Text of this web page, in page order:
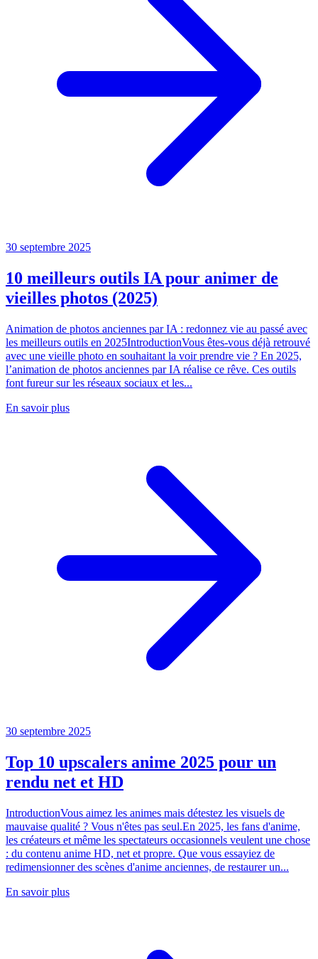
30 septembre 2025
10 meilleurs outils IA pour animer de
vieilles photos (2025)
Animation de photos anciennes par IA : redonnez vie au passé avec
les meilleurs outils en 2025IntroductionVous êtes-vous déjà retrouvé
avec une vieille photo en souhaitant la voir prendre vie ? En 2025,
l’animation de photos anciennes par IA réalise ce rêve. Ces outils
font fureur sur les réseaux sociaux et les...
En savoir plus
30 septembre 2025
Top 10 upscalers anime 2025 pour un
rendu net et HD
IntroductionVous aimez les animes mais détestez les visuels de
mauvaise qualité ? Vous n'êtes pas seul.En 2025, les fans d'anime,
les créateurs et même les spectateurs occasionnels veulent une chose
: du contenu anime HD, net et propre. Que vous essayiez de
redimensionner des scènes d'anime anciennes, de restaurer un...
En savoir plus